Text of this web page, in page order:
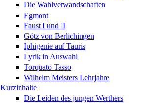
Die Wahlverwandschaften
Egmont
Faust I und II
Götz von Berlichingen
Iphigenie auf Tauris
Lyrik in Auswahl
Torquato Tasso
Wilhelm Meisters Lehrjahre
Kurzinhalte
Die Leiden des jungen Werthers